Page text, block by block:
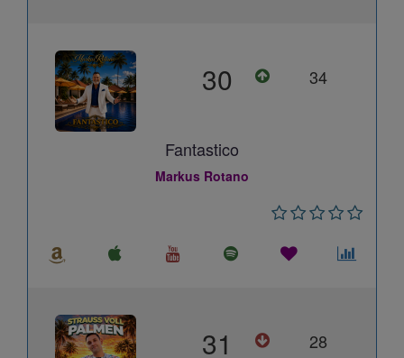
30 34
Fantastico
Markus Rotano
31 28